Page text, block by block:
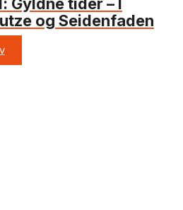
Gyldne tider – I
og Seidenfaden